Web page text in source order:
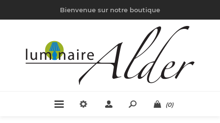
Bienvenue sur notre boutique
(0)